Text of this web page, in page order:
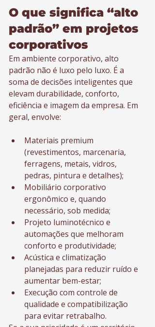
O que significa “alto
padrão” em projetos
corporativos
Em ambiente corporativo, alto
padrão não é luxo pelo luxo. É a
soma de decisões inteligentes que
elevam durabilidade, conforto,
eficiência e imagem da empresa. Em
geral, envolve:
Materiais premium
(revestimentos, marcenaria,
ferragens, metais, vidros,
pedras, pintura e detalhes);
Mobiliário corporativo
ergonômico e, quando
necessário, sob medida;
Projeto luminotécnico e
automações que melhoram
conforto e produtividade;
Acústica e climatização
planejadas para reduzir ruído e
aumentar bem-estar;
Execução com controle de
qualidade e compatibilização
para evitar retrabalho.